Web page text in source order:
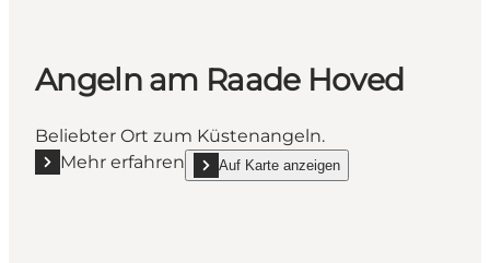
Angeln am Raade Hoved
Beliebter Ort zum Küstenangeln.
Mehr erfahren
Mehr erfahren "Angeln am Raade Hoved"
Auf Karte anzeigen
show Angeln am Raade Hoved on_map